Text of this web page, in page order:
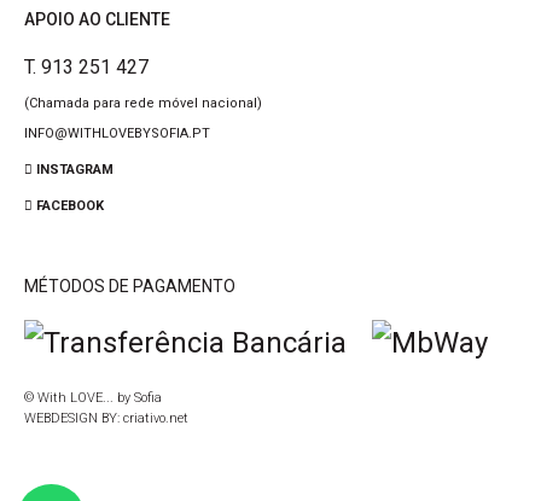
APOIO AO CLIENTE
T. 913 251 427
(Chamada para rede móvel nacional)
INFO@WITHLOVEBYSOFIA.PT
INSTAGRAM
FACEBOOK
MÉTODOS DE PAGAMENTO
© With LOVE... by Sofia
WEBDESIGN BY: criativo.net